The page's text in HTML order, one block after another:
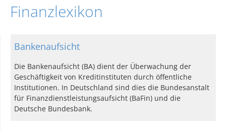
Finanzlexikon
Bankenaufsicht
Die Bankenaufsicht (BA) dient der Überwachung der
Geschäftigkeit von Kreditinstituten durch öffentliche
Institutionen. In Deutschland sind dies die Bundesanstalt
für Finanzdienstleistungsaufsicht (BaFin) und die
Deutsche Bundesbank.